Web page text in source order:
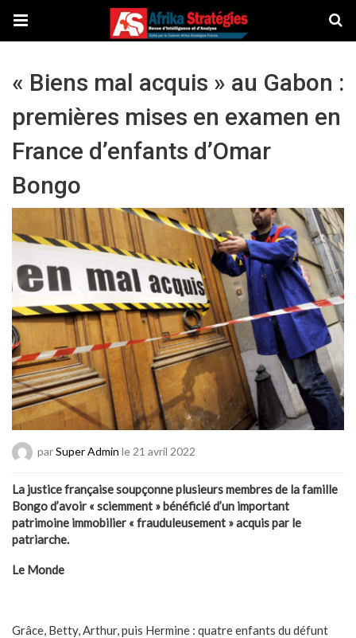
« Biens mal acquis » au Gabon :
premières mises en examen en
France d’enfants d’Omar
Bongo
parSuper Admin le 21 avril 2022
La justice française soupçonne plusieurs membres de la famille
Bongo d’avoir « sciemment » bénéficié d’un important
patrimoine immobilier « frauduleusement » acquis par le
patriarche.
Le Monde
Grâce, Betty, Arthur, puis Hermine : quatre enfants du défunt